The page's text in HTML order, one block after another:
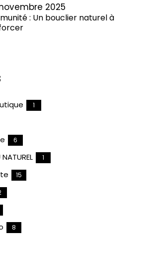
2025
: Un bouclier naturel à
1
6
1
15
8